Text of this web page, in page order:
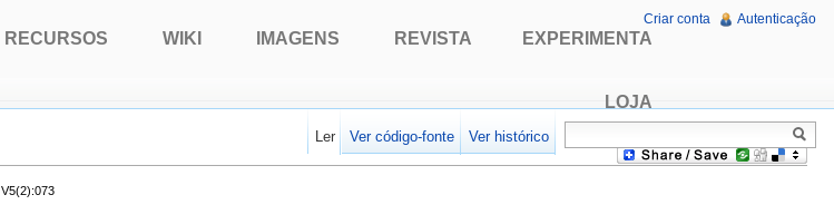
, V5(2):073
RECURSOS WIKI IMAGENS REVISTA EXPERIMENTA
LOJA
Criar conta Autenticação
Ler Ver código-fonte Ver histórico